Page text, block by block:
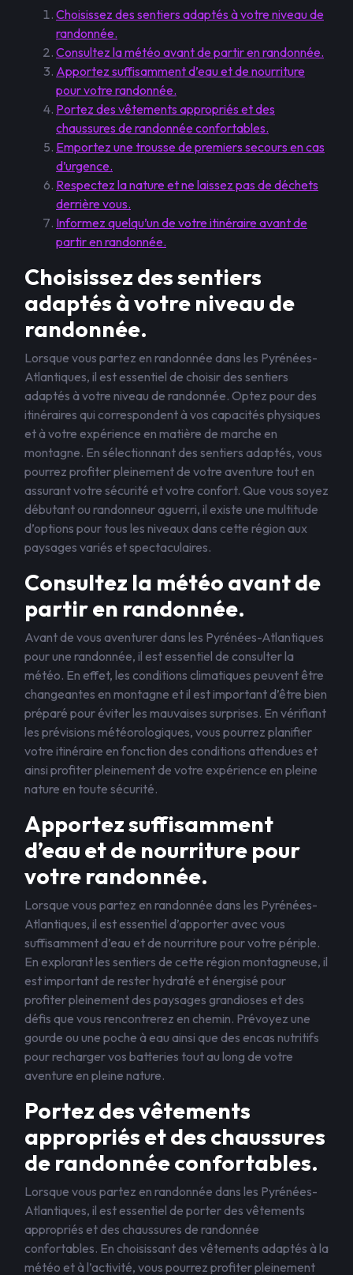
Choisissez des sentiers adaptés à votre niveau de
randonnée.
Consultez la météo avant de partir en randonnée.
Apportez suffisamment d’eau et de nourriture
pour votre randonnée.
Portez des vêtements appropriés et des
chaussures de randonnée confortables.
Emportez une trousse de premiers secours en cas
d’urgence.
Respectez la nature et ne laissez pas de déchets
derrière vous.
Informez quelqu’un de votre itinéraire avant de
partir en randonnée.
Choisissez des sentiers
adaptés à votre niveau de
randonnée.
Lorsque vous partez en randonnée dans les Pyrénées-
Atlantiques, il est essentiel de choisir des sentiers
adaptés à votre niveau de randonnée. Optez pour des
itinéraires qui correspondent à vos capacités physiques
et à votre expérience en matière de marche en
montagne. En sélectionnant des sentiers adaptés, vous
pourrez profiter pleinement de votre aventure tout en
assurant votre sécurité et votre confort. Que vous soyez
débutant ou randonneur aguerri, il existe une multitude
d’options pour tous les niveaux dans cette région aux
paysages variés et spectaculaires.
Consultez la météo avant de
partir en randonnée.
Avant de vous aventurer dans les Pyrénées-Atlantiques
pour une randonnée, il est essentiel de consulter la
météo. En effet, les conditions climatiques peuvent être
changeantes en montagne et il est important d’être bien
préparé pour éviter les mauvaises surprises. En vérifiant
les prévisions météorologiques, vous pourrez planifier
votre itinéraire en fonction des conditions attendues et
ainsi profiter pleinement de votre expérience en pleine
nature en toute sécurité.
Apportez suffisamment
d’eau et de nourriture pour
votre randonnée.
Lorsque vous partez en randonnée dans les Pyrénées-
Atlantiques, il est essentiel d’apporter avec vous
suffisamment d’eau et de nourriture pour votre périple.
En explorant les sentiers de cette région montagneuse, il
est important de rester hydraté et énergisé pour
profiter pleinement des paysages grandioses et des
défis que vous rencontrerez en chemin. Prévoyez une
gourde ou une poche à eau ainsi que des encas nutritifs
pour recharger vos batteries tout au long de votre
aventure en pleine nature.
Portez des vêtements
appropriés et des chaussures
de randonnée confortables.
Lorsque vous partez en randonnée dans les Pyrénées-
Atlantiques, il est essentiel de porter des vêtements
appropriés et des chaussures de randonnée
confortables. En choisissant des vêtements adaptés à la
météo et à l’activité, vous pourrez profiter pleinement